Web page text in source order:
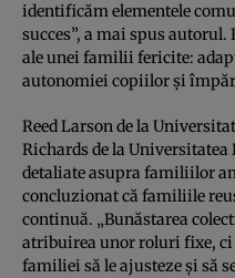
identificăm elementele
succes”, a mai spus
ale unei familii fericite:
autonomiei copiilor şi
Reed Larson de la
Richards de la
detaliate asupra familiilor
concluzionat că familiile
continuă. „Bunăstarea
atribuirea unor roluri fixe, ci
familiei să le ajusteze şi să